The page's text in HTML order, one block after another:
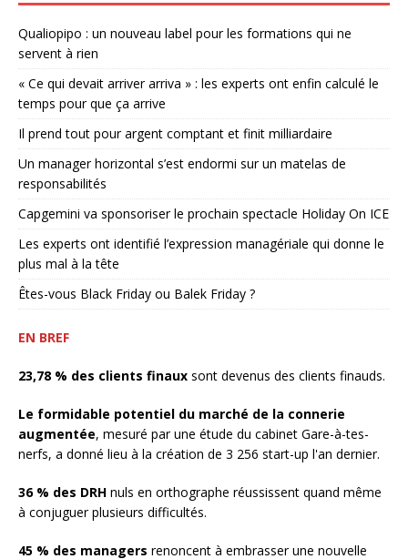
Qualiopipo : un nouveau label pour les formations qui ne
servent à rien
« Ce qui devait arriver arriva » : les experts ont enfin calculé le
temps pour que ça arrive
Il prend tout pour argent comptant et finit milliardaire
Un manager horizontal s’est endormi sur un matelas de
responsabilités
Capgemini va sponsoriser le prochain spectacle Holiday On ICE
Les experts ont identifié l’expression managériale qui donne le
plus mal à la tête
Êtes-vous Black Friday ou Balek Friday ?
EN BREF
23,78 % des clients finaux sont devenus des clients finauds.
Le formidable potentiel du marché de la connerie
augmentée, mesuré par une étude du cabinet Gare-à-tes-
nerfs, a donné lieu à la création de 3 256 start-up l'an dernier.
36 % des DRH nuls en orthographe réussissent quand même
à conjuguer plusieurs difficultés.
45 % des managers renoncent à embrasser une nouvelle